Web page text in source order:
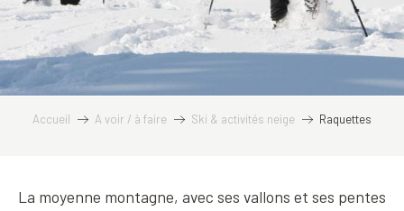
Accueil A voir / à faire Ski & activités neige Raquettes
La moyenne montagne, avec ses vallons et ses pentes